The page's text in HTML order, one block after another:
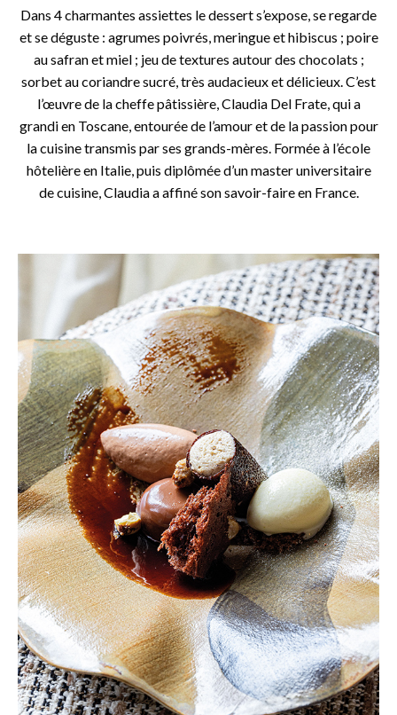
Dans 4 charmantes assiettes le dessert s’expose, se regarde
et se déguste : agrumes poivrés, meringue et hibiscus ; poire
au safran et miel ; jeu de textures autour des chocolats ;
sorbet au coriandre sucré, très audacieux et délicieux. C’est
l’œuvre de la cheffe pâtissière, Claudia Del Frate, qui a
grandi en Toscane, entourée de l’amour et de la passion pour
la cuisine transmis par ses grands-mères. Formée à l’école
hôtelière en Italie, puis diplômée d’un master universitaire
de cuisine, Claudia a affiné son savoir-faire en France.